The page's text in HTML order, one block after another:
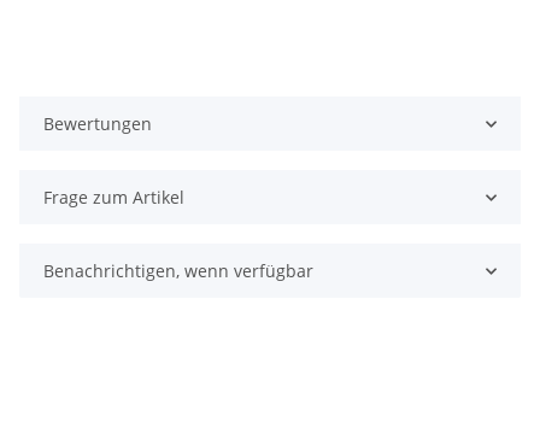
Bewertungen
Frage zum Artikel
Benachrichtigen, wenn verfügbar